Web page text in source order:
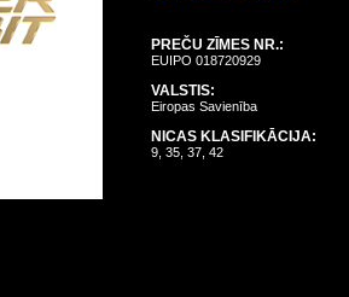
PREČU ZĪMES NR.:
EUIPO 018720929
VALSTIS:
Eiropas Savienība
NICAS KLASIFIKĀCIJA:
9, 35, 37, 42